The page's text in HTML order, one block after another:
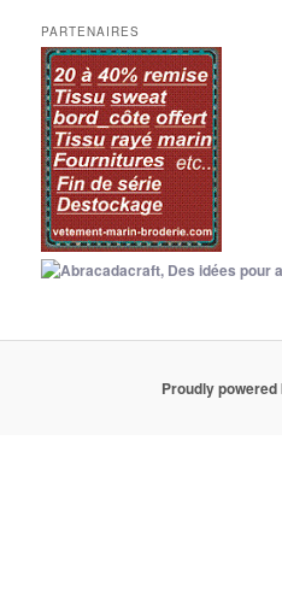
PARTENAIRES
Proudly